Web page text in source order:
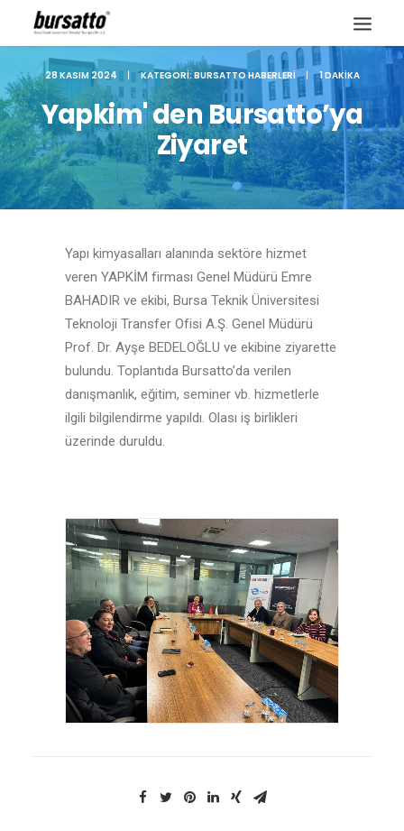
Site içi arama
28 KASIM 2024 | KATEGORI:BURSATTO HABERLERI | 1 DAKIKA
Yapkim' den Bursatto’ya
Ziyaret
Yapı kimyasalları alanında sektöre hizmet
veren YAPKİM firması Genel Müdürü Emre
BAHADIR ve ekibi, Bursa Teknik Üniversitesi
Teknoloji Transfer Ofisi A.Ş. Genel Müdürü
Prof. Dr. Ayşe BEDELOĞLU ve ekibine ziyarette
bulundu. Toplantıda Bursatto’da verilen
danışmanlık, eğitim, seminer vb. hizmetlerle
ilgili bilgilendirme yapıldı. Olası iş birlikleri
üzerinde duruldu.